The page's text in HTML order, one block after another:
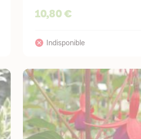
10,80 €